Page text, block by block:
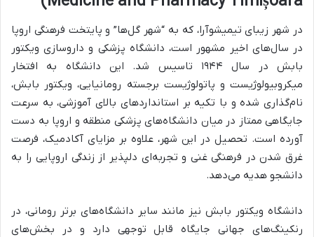
در شهر زیبای تیمیشوآرا، که به “شهر گل‌ها” و پایتخت فرهنگی اروپا
در سال‌های اخیر مشهور است، دانشگاه پزشکی و داروسازی ویکتور
بابش در سال ۱۹۴۴ تاسیس شد. این دانشگاه به افتخار
میکروبیولوژیست و پاتولوژیست برجسته رومانیایی، ویکتور بابش،
نام‌گذاری شده و با تکیه بر استانداردهای بالای آموزشی، به سرعت
جایگاهی ممتاز در میان دانشگاه‌های پزشکی منطقه و اروپا به دست
آورده است. تحصیل در این شهر، علاوه بر مزایای آکادمیک، فرصت
غرق شدن در فرهنگی غنی و تجربه‌ای دلپذیر از زندگی اروپایی را به
دانشجو هدیه می‌دهد.
دانشگاه ویکتور بابش نیز مانند سایر دانشگاه‌های برتر رومانی، در
رنکینگ‌های جهانی جایگاه قابل توجهی دارد و در بخش‌های